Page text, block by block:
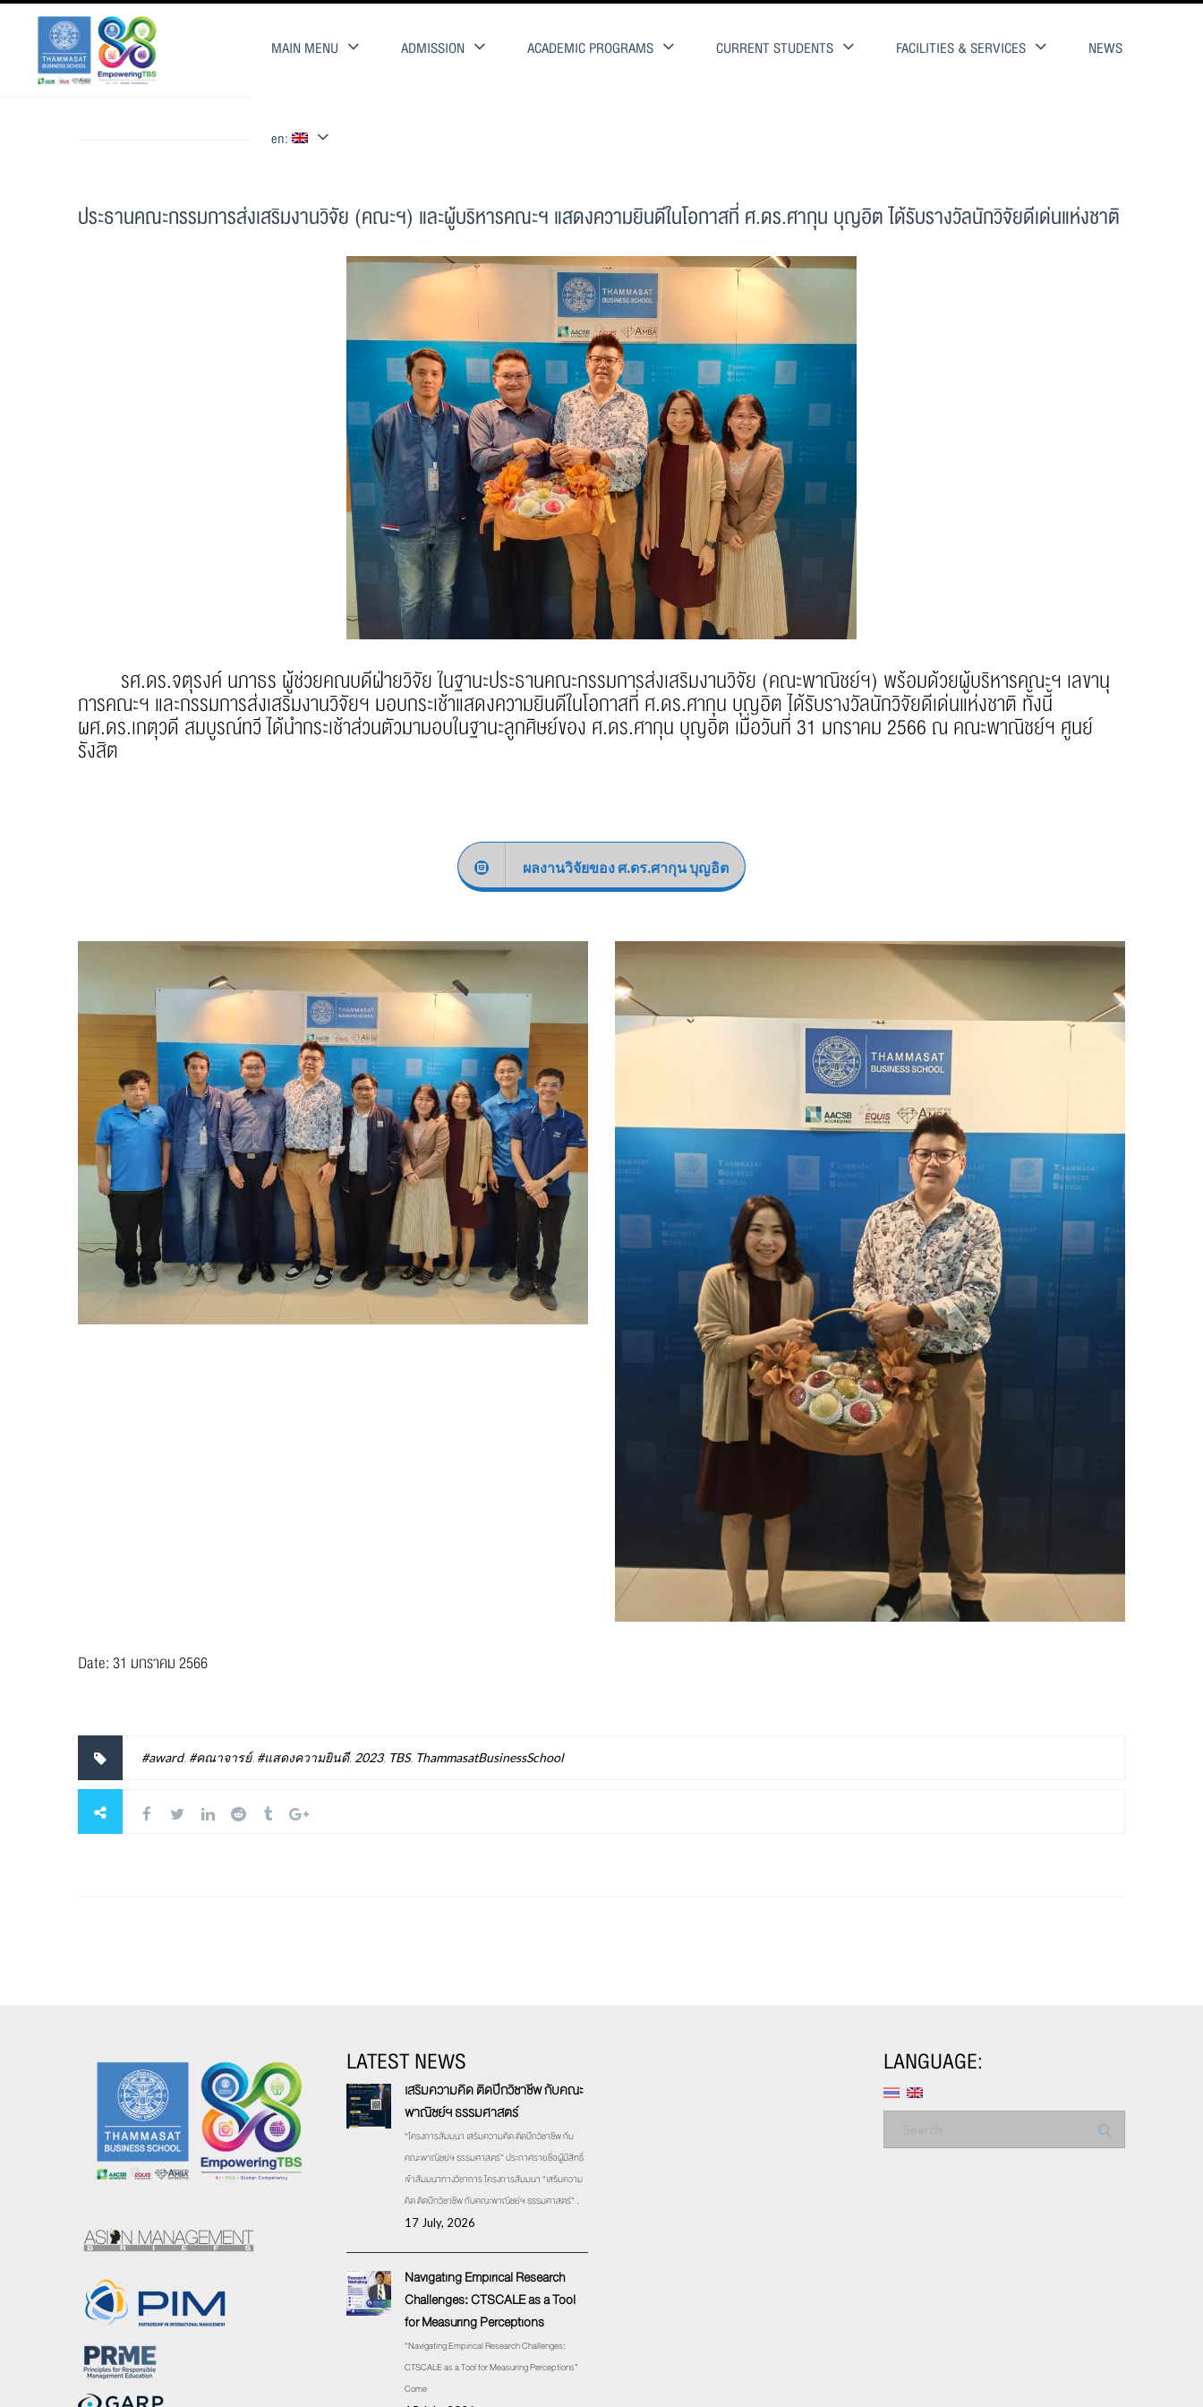
MAIN MENU ADMISSION ACADEMIC PROGRAMS CURRENT STUDENTS FACILITIES & SERVICES NEWS
en:
ประธานคณะกรรมการส่งเสริมงานวิจัย (คณะฯ) และผู้บริหารคณะฯ แสดงความยินดีในโอกาสที่ ศ.ดร.ศากุน บุญอิต ได้รับรางวัลนักวิจัยดีเด่นแห่งชาติ
รศ.ดร.จตุรงค์ นภาธร ผู้ช่วยคณบดีฝ่ายวิจัย ในฐานะประธานคณะกรรมการส่งเสริมงานวิจัย (คณะพาณิชย์ฯ) พร้อมด้วยผู้บริหารคณะฯ เลขานุ
การคณะฯ และกรรมการส่งเสริมงานวิจัยฯ มอบกระเช้าแสดงความยินดีในโอกาสที่ ศ.ดร.ศากุน บุญอิต ได้รับรางวัลนักวิจัยดีเด่นแห่งชาติ ทั้งนี้
ผศ.ดร.เกตุวดี สมบูรณ์ทวี ได้นำกระเช้าส่วนตัวมามอบในฐานะลูกศิษย์ของ ศ.ดร.ศากุน บุญอิต เมื่อวันที่ 31 มกราคม 2566 ณ คณะพาณิชย์ฯ ศูนย์
รังสิต
ผลงานวิจัยของ ศ.ดร.ศากุน บุญอิต
Date: 31 มกราคม 2566
#award, #คณาจารย์, #แสดงความยินดี, 2023, TBS, ThammasatBusinessSchool
LATEST NEWS
เสริมความคิด ติดปีกวิชาชีพ กับคณะ
พาณิชย์ฯ ธรรมศาสตร์
“โครงการสัมมนา เสริมความคิด ติดปีกวิชาชีพ กับ
คณะพาณิชย์ฯ ธรรมศาสตร์” ประกาศรายชื่อผู้มีสิทธิ์
เข้าสัมมนาทางวิชาการ โครงการสัมมนา “เสริมความ
คิด ติดปีกวิชาชีพ กับคณะพาณิชย์ฯ ธรรมศาสตร์” .
17 July, 2026
Navigating Empirical Research
Challenges: CTSCALE as a Tool
for Measuring Perceptions
“Navigating Empirical Research Challenges:
CTSCALE as a Tool for Measuring Perceptions”
Come
LANGUAGE: